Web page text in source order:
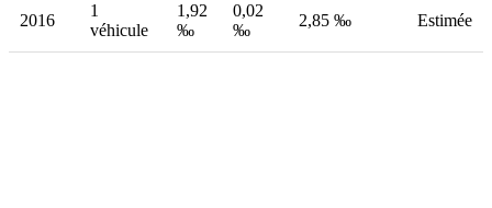
2016
1
véhicule
1,92
‰
0,02
‰
2,85 ‰ Estimée